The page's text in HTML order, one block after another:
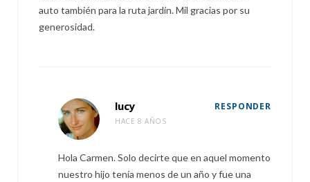
auto también para la ruta jardín. Mil gracias por su
generosidad.
lucy
HACE 8 AÑOS
RESPONDER
Hola Carmen. Solo decirte que en aquel momento
nuestro hijo tenía menos de un año y fue una